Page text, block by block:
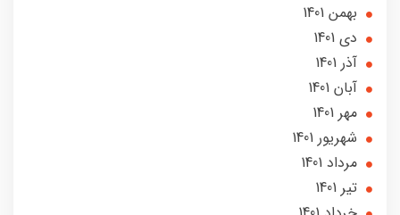
بهمن 1401
دی 1401
آذر 1401
آبان 1401
مهر 1401
شهریور 1401
مرداد 1401
تير 1401